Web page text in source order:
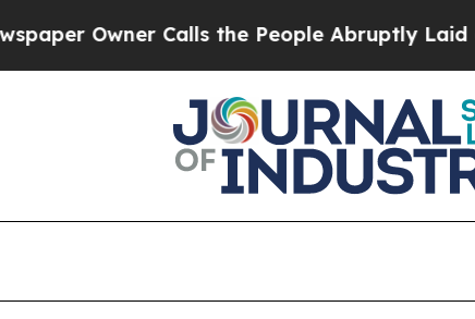
Calls the People Abruptly Laid off